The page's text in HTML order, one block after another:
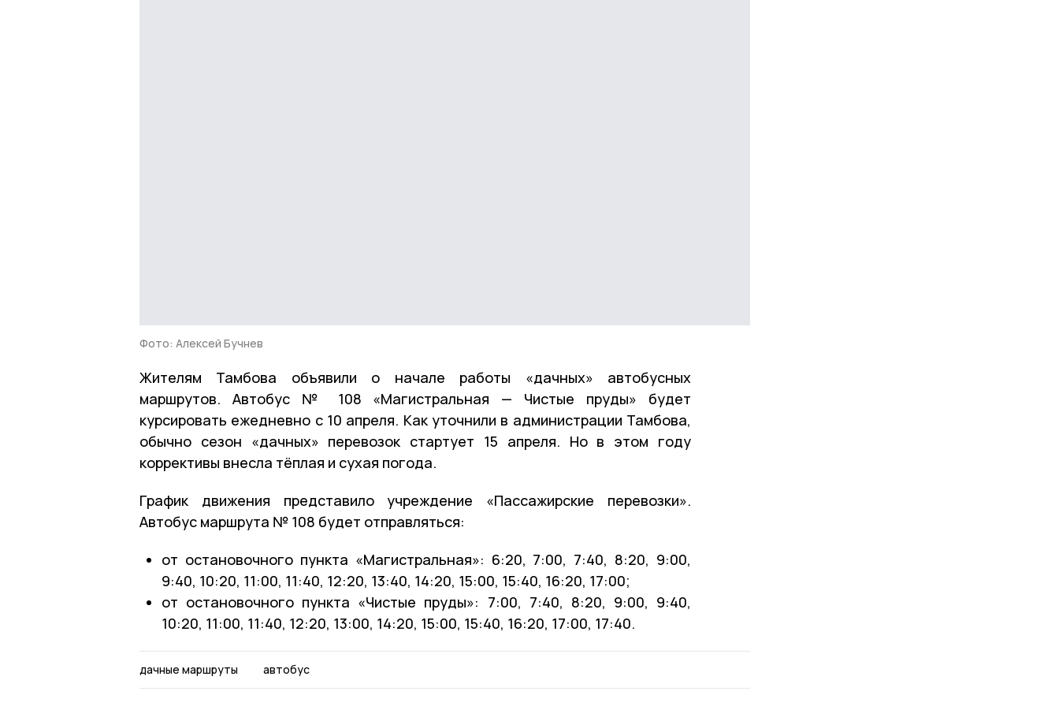
Фото: Алексей Бучнев
Жителям Тамбова объявили о начале работы «дачных» автобусных
маршрутов. Автобус № 108 «Магистральная — Чистые пруды» будет
курсировать ежедневно с 10 апреля. Как уточнили в администрации Тамбова,
обычно сезон «дачных» перевозок стартует 15 апреля. Но в этом году
коррективы внесла тёплая и сухая погода.
График движения представило учреждение «Пассажирские перевозки».
Автобус маршрута № 108 будет отправляться:
от остановочного пункта «Магистральная»: 6:20, 7:00, 7:40, 8:20, 9:00,
9:40, 10:20, 11:00, 11:40, 12:20, 13:40, 14:20, 15:00, 15:40, 16:20, 17:00;
от остановочного пункта «Чистые пруды»: 7:00, 7:40, 8:20, 9:00, 9:40,
10:20, 11:00, 11:40, 12:20, 13:00, 14:20, 15:00, 15:40, 16:20, 17:00, 17:40.
дачные маршруты автобус